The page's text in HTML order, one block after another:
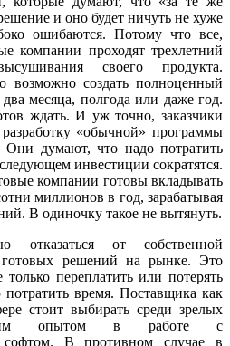
и оно будет ничуть не хуже
ошибаются. Потому что все,
компании проходят трехлетний
своего продукта.
возможно создать полноценный
месяца, полгода или даже год.
ждать. И уж точно, заказчики
«обычной» программы
думают, что надо потратить
инвестиции сократятся.
компании готовы вкладывать
миллионов в год, зарабатывая
В одиночку такое не вытянуть.
отказаться от собственной
готовых решений на рынке. Это
переплатить или потерять
время. Поставщика как
стоит выбирать среди зрелых
опытом в работе с
софтом. В противном случае в